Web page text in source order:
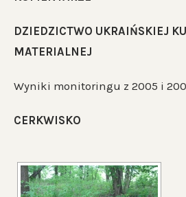
DZIEDZICTWO UKRAIŃSKIEJ
MATERIALNEJ
Wyniki monitoringu z 2005 i
CERKWISKO